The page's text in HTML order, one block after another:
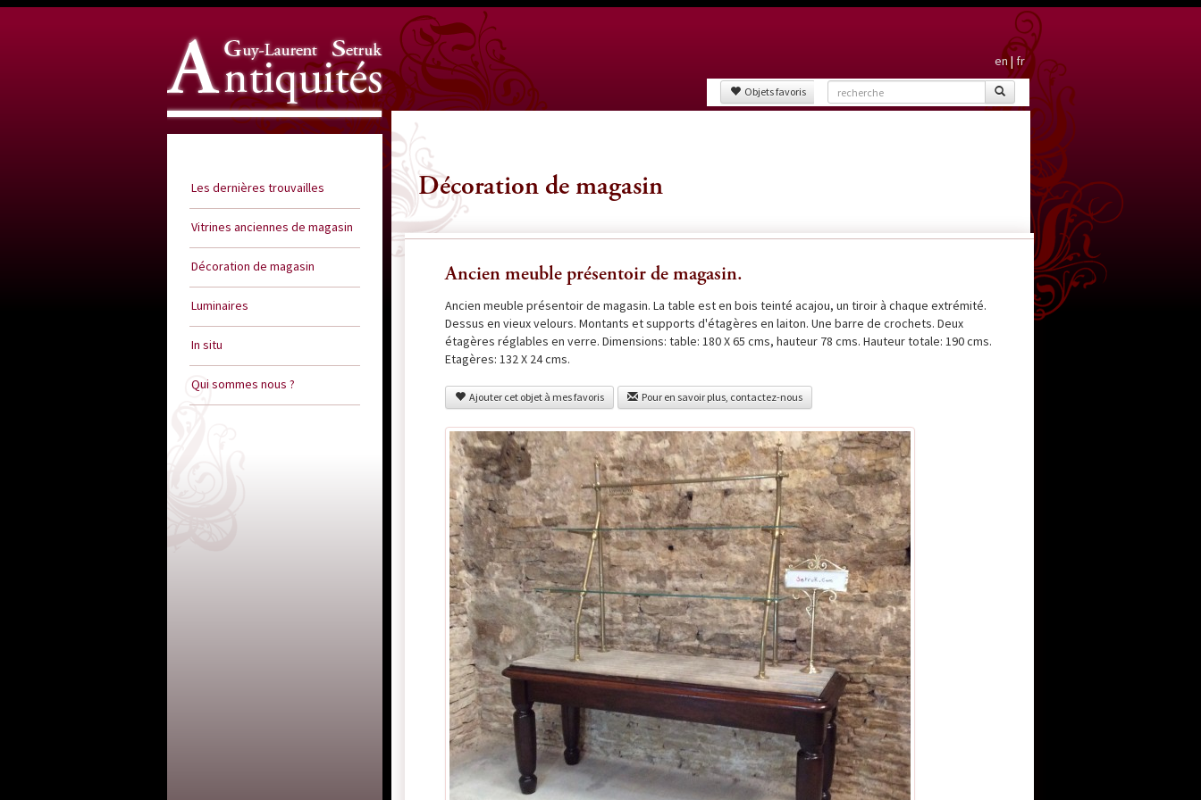
Les dernières trouvailles
Vitrines anciennes de magasin
Décoration de magasin
Luminaires
In situ
Qui sommes nous ?
en|fr
Objets favoris
Décoration de magasin
Ancien meuble présentoir de magasin.
Ancien meuble présentoir de magasin. La table est en bois teinté acajou, un tiroir à chaque extrémité.
Dessus en vieux velours. Montants et supports d'étagères en laiton. Une barre de crochets. Deux
étagères réglables en verre. Dimensions: table: 180 X 65 cms, hauteur 78 cms. Hauteur totale: 190 cms.
Etagères: 132 X 24 cms.
Ajouter cet objet à mes favoris Pour en savoir plus, contactez-nous